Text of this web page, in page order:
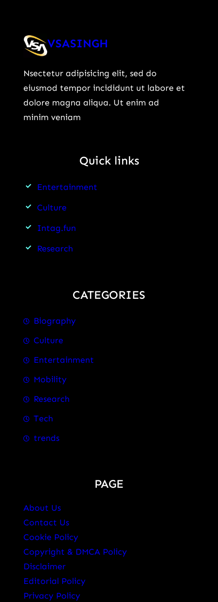
VSASINGH
Nsectetur adipisicing elit, sed do
eiusmod tempor incididunt ut labore et
dolore magna aliqua. Ut enim ad
minim veniam
Quick links
Entertainment
Culture
Intag.fun
Research
CATEGORIES
Biography
Culture
Entertainment
Mobility
Research
Tech
trends
PAGE
About Us
Contact Us
Cookie Policy
Copyright & DMCA Policy
Disclaimer
Editorial Policy
Privacy Policy